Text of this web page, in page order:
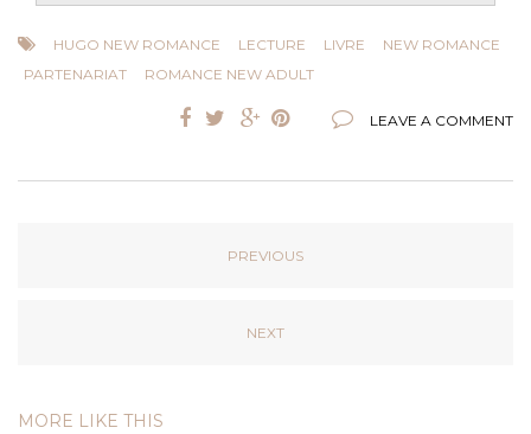
HUGO NEW ROMANCE LECTURE LIVRE
NEW ROMANCE
PARTENARIAT
ROMANCE NEW ADULT
LEAVE A COMMENT
PREVIOUS
NEXT
MORE LIKE THIS